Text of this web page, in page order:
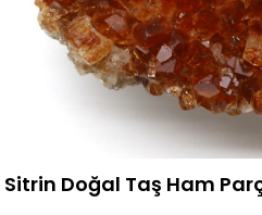
Sitrin Doğal Taş Ham